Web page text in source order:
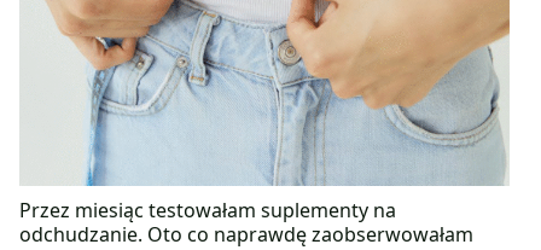
Przez miesiąc testowałam suplementy na
odchudzanie. Oto co naprawdę zaobserwowałam